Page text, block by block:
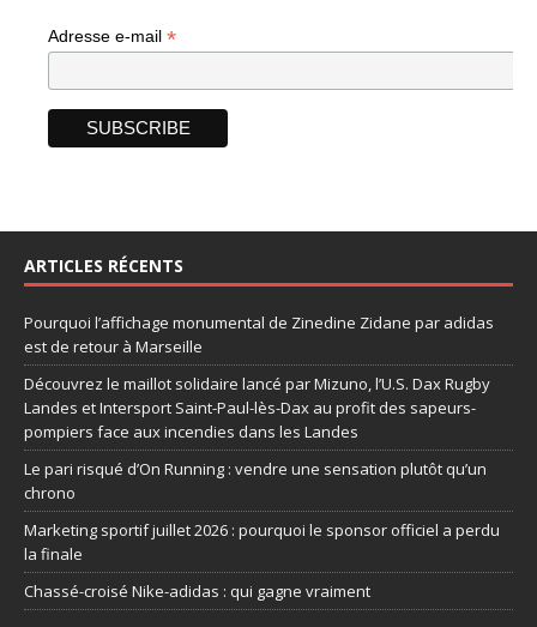
Adresse e-mail *
ARTICLES RÉCENTS
Pourquoi l’affichage monumental de Zinedine Zidane par adidas
est de retour à Marseille
Découvrez le maillot solidaire lancé par Mizuno, l’U.S. Dax Rugby
Landes et Intersport Saint-Paul-lès-Dax au profit des sapeurs-
pompiers face aux incendies dans les Landes
Le pari risqué d’On Running : vendre une sensation plutôt qu’un
chrono
Marketing sportif juillet 2026 : pourquoi le sponsor officiel a perdu
la finale
Chassé-croisé Nike-adidas : qui gagne vraiment